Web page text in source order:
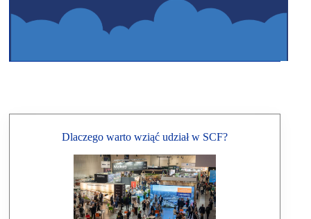
Dlaczego warto wziąć udział w SCF?